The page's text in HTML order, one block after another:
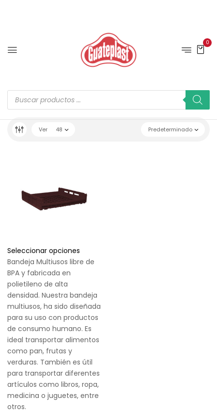
0
Predeterminado
Ver 48
Seleccionar opciones
Bandeja Multiusos libre de
BPA y fabricada en
polietileno de alta
densidad. Nuestra bandeja
multiusos, ha sido diseñada
para su uso con productos
de consumo humano. Es
ideal transportar alimentos
como pan, frutas y
verduras. También es útil
para transportar diferentes
artículos como libros, ropa,
medicina o juguetes, entre
otros.